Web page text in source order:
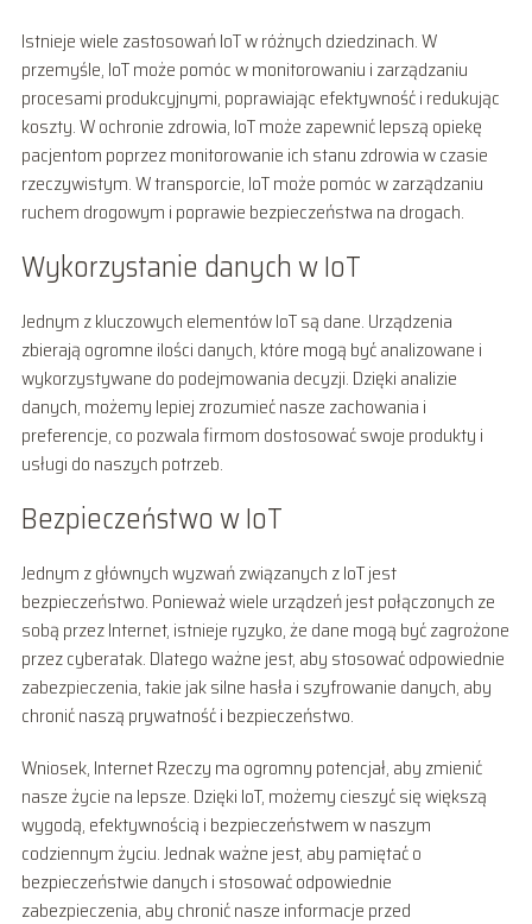
Istnieje wiele zastosowań IoT w różnych dziedzinach. W
przemyśle, IoT może pomóc w monitorowaniu i zarządzaniu
procesami produkcyjnymi, poprawiając efektywność i redukując
koszty. W ochronie zdrowia, IoT może zapewnić lepszą opiekę
pacjentom poprzez monitorowanie ich stanu zdrowia w czasie
rzeczywistym. W transporcie, IoT może pomóc w zarządzaniu
ruchem drogowym i poprawie bezpieczeństwa na drogach.
Wykorzystanie danych w IoT
Jednym z kluczowych elementów IoT są dane. Urządzenia
zbierają ogromne ilości danych, które mogą być analizowane i
wykorzystywane do podejmowania decyzji. Dzięki analizie
danych, możemy lepiej zrozumieć nasze zachowania i
preferencje, co pozwala firmom dostosować swoje produkty i
usługi do naszych potrzeb.
Bezpieczeństwo w IoT
Jednym z głównych wyzwań związanych z IoT jest
bezpieczeństwo. Ponieważ wiele urządzeń jest połączonych ze
sobą przez Internet, istnieje ryzyko, że dane mogą być zagrożone
przez cyberatak. Dlatego ważne jest, aby stosować odpowiednie
zabezpieczenia, takie jak silne hasła i szyfrowanie danych, aby
chronić naszą prywatność i bezpieczeństwo.
Wniosek, Internet Rzeczy ma ogromny potencjał, aby zmienić
nasze życie na lepsze. Dzięki IoT, możemy cieszyć się większą
wygodą, efektywnością i bezpieczeństwem w naszym
codziennym życiu. Jednak ważne jest, aby pamiętać o
bezpieczeństwie danych i stosować odpowiednie
zabezpieczenia, aby chronić nasze informacje przed